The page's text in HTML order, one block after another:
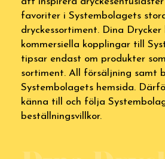
favoriter i Systembolagets
dryckessortiment. Dina Drycker
kommersiella kopplingar till
tipsar endast om produkter
sortiment. All försäljning samt
Systembolagets hemsida.
känna till och följa
beställningsvillkor.